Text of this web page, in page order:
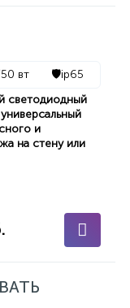
50 вт 🛡️ip65
светодиодный
и
на стену или